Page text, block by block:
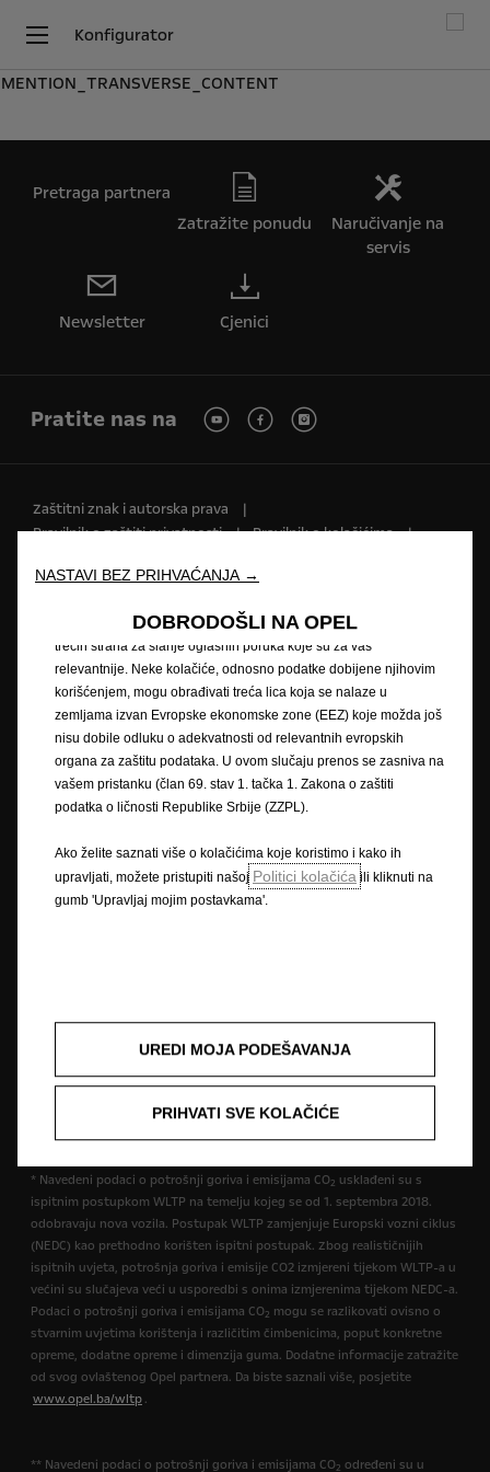
Konfigurator
MENTION_TRANSVERSE_CONTENT
Pretraga partnera
Zatražite ponudu
Naručivanje na
servis
Newsletter Cjenici
Pratite nas na
Zaštitni znak i autorska prava
Pravilnik o zaštiti privatnosti
Pravilnik o kolačićima
Pravna obavijest
Recikliranje
Tehničke informacije
Postavke kolačića
Slika može prikazivati dodatnu opremu.
Cijene su iskazane prema prodajnom tečaju kod Centralne banke BIH od
1,95583 KM za 1 EUR prema tečajnoj listi objavljenoj na dan 15.8.2008.
Cjenik je informativan. Konačna cijena se obračunava prema prodajnom
Opel partner može Vam dati točne informacije o mogućim promjenama u
međuvremenu. Podaci su informativni. AW OPL Distribution Kft. ne snosi
nikakvu odgovornost.
opremi. Prikazane boje su samo približne stvarnim bojama. Ilustrirana
dodatna oprema dostupna je uz nadoplatu. Dostupnost, tehničke
dostupne samo u nekim zemljama ili mogu biti dostupne uz dodatne
troškove. Za precizne informacije o opremi koja se isporučuje na našim
vozilima obratite se lokalnom Opel partneru.
* Navedeni podaci o potrošnji goriva i emisijama CO2 usklađeni su s
ispitnim postupkom WLTP na temelju kojeg se od 1. septembra 2018.
odobravaju nova vozila. Postupak WLTP zamjenjuje Europski vozni ciklus
(NEDC) kao prethodno korišten ispitni postupak. Zbog realističnijih
ispitnih uvjeta, potrošnja goriva i emisije CO2 izmjereni tijekom WLTP-a u
većini su slučajeva veći u usporedbi s onima izmjerenima tijekom NEDC-a.
Podaci o potrošnji goriva i emisijama CO2 mogu se razlikovati ovisno o
stvarnim uvjetima korištenja i različitim čimbenicima, poput konkretne
opreme, dodatne opreme i dimenzija guma. Dodatne informacije zatražite
od svog ovlaštenog Opel partnera. Da biste saznali više, posjetite
www.opel.ba/wltp .
** Navedeni podaci o potrošnji goriva i emisijama CO2 određeni su u
NASTAVI BEZ PRIHVAĆANJA →
DOBRODOŠLI NA OPEL
našoj veb stranici. Kolačići nam omogućavaju da Vam pružimo
osnovne funkcionalnosti kao što su bezbednost, upravljanje
performanse kroz različite funkcije, kao što su prepoznavanje
Vam nudimo. Naša veb stranica takođe može koristiti kolačiće
trećih strana za slanje oglasnih poruka koje su za vas
relevantnije. Neke kolačiće, odnosno podatke dobijene njihovim
korišćenjem, mogu obrađivati treća lica koja se nalaze u
zemljama izvan Evropske ekonomske zone (EEZ) koje možda još
nisu dobile odluku o adekvatnosti od relevantnih evropskih
organa za zaštitu podataka. U ovom slučaju prenos se zasniva na
vašem pristanku (član 69. stav 1. tačka 1. Zakona o zaštiti
podatka o ličnosti Republike Srbije (ZZPL).
Ako želite saznati više o kolačićima koje koristimo i kako ih
upravljati, možete pristupiti našoj Politici kolačića ili kliknuti na
gumb 'Upravljaj mojim postavkama'.
UREDI MOJA PODEŠAVANJA
PRIHVATI SVE KOLAČIĆE